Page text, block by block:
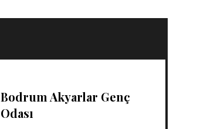
Bodrum Akyarlar Genç
Odası